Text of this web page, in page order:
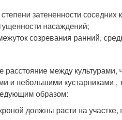
затененности соседних
насаждений;
созревания ранний,
между культурами,
небольшими кустарниками ,
образом:
должны расти на участке,